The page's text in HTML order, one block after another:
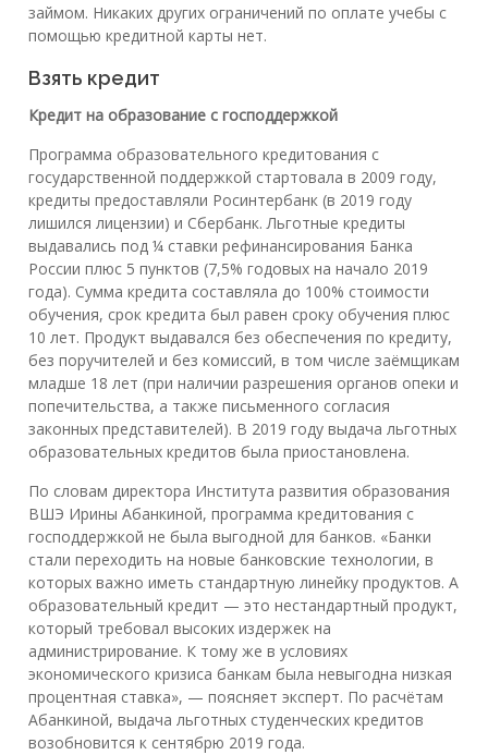
займом. Никаких других ограничений по оплате учебы с
помощью кредитной карты нет.
Взять кредит
Кредит на образование с господдержкой
Программа образовательного кредитования с
государственной поддержкой стартовала в 2009 году,
кредиты предоставляли Росинтербанк (в 2019 году
лишился лицензии) и Сбербанк. Льготные кредиты
выдавались под ¼ ставки рефинансирования Банка
России плюс 5 пунктов (7,5% годовых на начало 2019
года). Сумма кредита составляла до 100% стоимости
обучения, срок кредита был равен сроку обучения плюс
10 лет. Продукт выдавался без обеспечения по кредиту,
без поручителей и без комиссий, в том числе заёмщикам
младше 18 лет (при наличии разрешения органов опеки и
попечительства, а также письменного согласия
законных представителей). В 2019 году выдача льготных
образовательных кредитов была приостановлена.
По словам директора Института развития образования
ВШЭ Ирины Абанкиной, программа кредитования с
господдержкой не была выгодной для банков. «Банки
стали переходить на новые банковские технологии, в
которых важно иметь стандартную линейку продуктов. А
образовательный кредит — это нестандартный продукт,
который требовал высоких издержек на
администрирование. К тому же в условиях
экономического кризиса банкам была невыгодна низкая
процентная ставка», — поясняет эксперт. По расчётам
Абанкиной, выдача льготных студенческих кредитов
возобновится к сентябрю 2019 года.